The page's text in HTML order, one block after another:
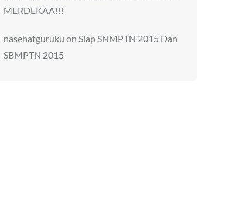
MERDEKAA!!!
nasehatguruku on Siap SNMPTN 2015 Dan
SBMPTN 2015